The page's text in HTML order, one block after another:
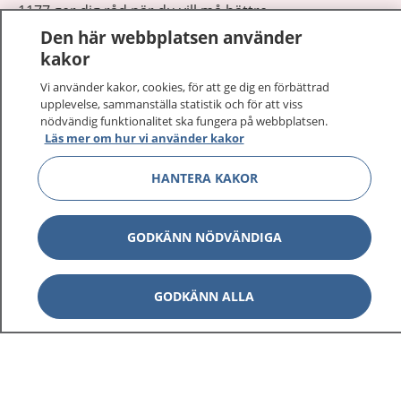
1177 ger dig råd när du vill må bättre.
1177 på flera språk
Om 1177 Visa
Kontakt Visa
Behandling av personuppgifter
Den här webbplatsen använder
kakor
Vi använder kakor, cookies, för att ge dig en förbättrad
upplevelse, sammanställa statistik och för att viss
nödvändig funktionalitet ska fungera på webbplatsen.
Läs mer om hur vi använder kakor
HANTERA KAKOR
GODKÄNN NÖDVÄNDIGA
GODKÄNN ALLA